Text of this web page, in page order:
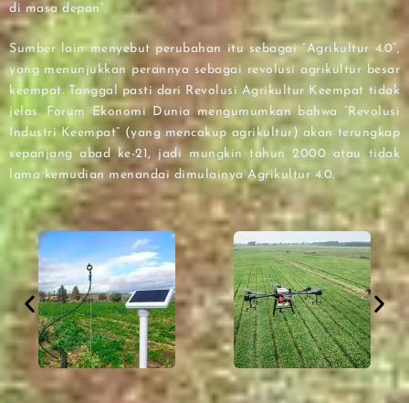
di masa depan”.
Sumber lain menyebut perubahan itu sebagai “Agrikultur 4.0”,
yang menunjukkan perannya sebagai revolusi agrikultur besar
keempat. Tanggal pasti dari Revolusi Agrikultur Keempat tidak
jelas. Forum Ekonomi Dunia mengumumkan bahwa “Revolusi
Industri Keempat” (yang mencakup agrikultur) akan terungkap
sepanjang abad ke-21, jadi mungkin tahun 2000 atau tidak
lama kemudian menandai dimulainya Agrikultur 4.0.